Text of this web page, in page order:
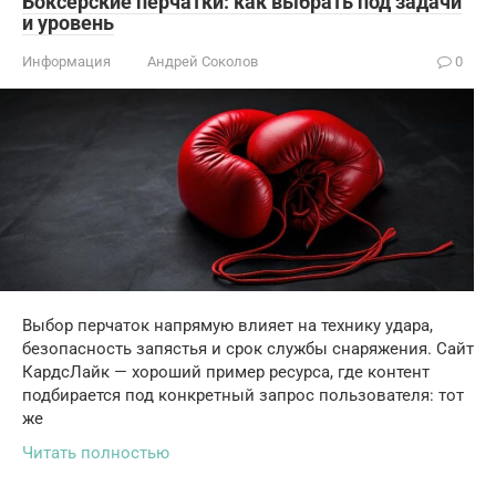
и уровень
Информация Андрей Соколов 0
Выбор перчаток напрямую влияет на технику удара,
безопасность запястья и срок службы снаряжения. Сайт
КардсЛайк — хороший пример ресурса, где контент
подбирается под конкретный запрос пользователя: тот
же
Читать полностью